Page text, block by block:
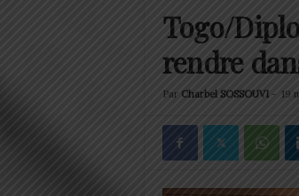
Togo/
rendre
Par Charbel SOSSOUVI- 19